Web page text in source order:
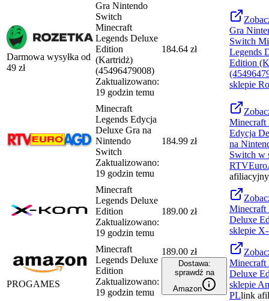
Darmowa wysyłka od
49 zł
Gra Nintendo
Switch
Minecraft
Legends Deluxe
Edition
(Kartridż)
(45496479008)
Zaktualizowano:
19 godzin temu
184.64 zł
Gra
Switch
Legends
Edition
sklepie
Minecraft
Legends Edycja
Deluxe Gra na
Nintendo
Switch
Zaktualizowano:
19 godzin temu
184.99 zł
Minecraft
Edycja
na
Switch w
afiliacyjny
Minecraft
Legends Deluxe
Edition
Zaktualizowano:
19 godzin temu
189.00 zł
Minecraft
Deluxe
sklepie
PROGAMES
Minecraft
Legends Deluxe
Edition
Zaktualizowano:
19 godzin temu
189.00 zł
Dostawa:
sprawdź na
Amazon
Minecraft
Deluxe
sklepie
PLlink